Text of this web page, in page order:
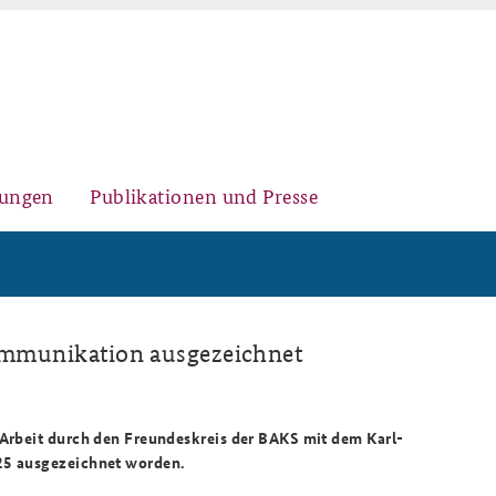
Auftrag und Organisation
Kernseminar für
Sicherheitspolitik
Publikationen und Presse
Arbeitspapiere Sicherheitspolitik
ausgezeichnet
durch den Freundeskreis der BAKS mit dem Karl-
ausgezeichnet worden.